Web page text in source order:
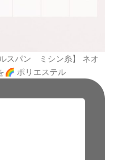
スパン ミシン糸】 ネオ
🌈 ポリエステル